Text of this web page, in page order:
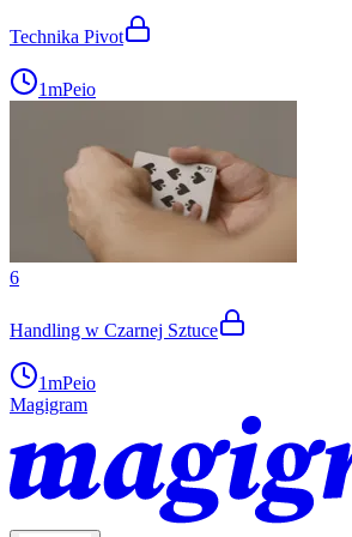
Technika Pivot
1mPeio
6
Handling w Czarnej Sztuce
1mPeio
Magigram